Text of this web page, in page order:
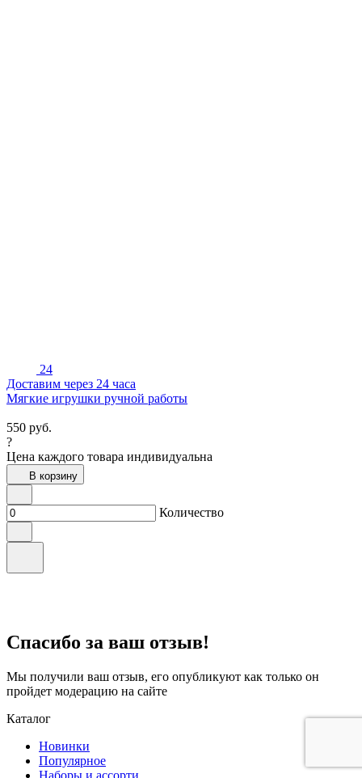
24
Доставим через 24 часа
Мягкие игрушки ручной работы
550 руб.
?
Цена каждого товара индивидуальна
В корзину
Количество
Спасибо за ваш отзыв!
Мы получили ваш отзыв, его опубликуют как только он
пройдет модерацию на сайте
Каталог
Новинки
Популярное
Наборы и ассорти